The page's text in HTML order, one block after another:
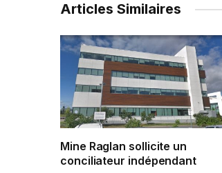
Articles Similaires
Mine Raglan sollicite un
conciliateur indépendant